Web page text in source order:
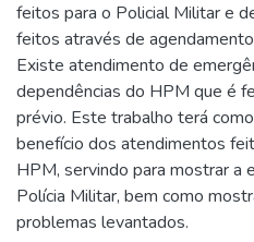
feitos para o Policial Militar e
feitos através de
Existe atendimento de
dependências do HPM que é
prévio. Este trabalho terá
benefício dos atendimentos
HPM, servindo para mostrar a
Polícia Militar, bem como
problemas levantados.